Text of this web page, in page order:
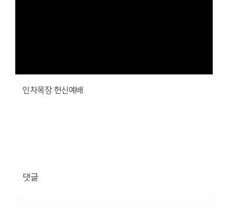
인차목장 헌신예배
댓글